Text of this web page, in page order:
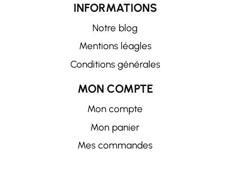
INFORMATIONS
Notre blog
Mentions léagles
Conditions générales
MON COMPTE
Mon compte
Mon panier
Mes commandes